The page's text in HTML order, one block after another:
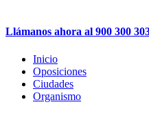
Llámanos ahora al 900 300
Inicio
Oposiciones
Ciudades
Organismo